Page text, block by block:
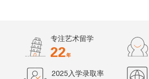
专注艺术留学
2025入学录取率